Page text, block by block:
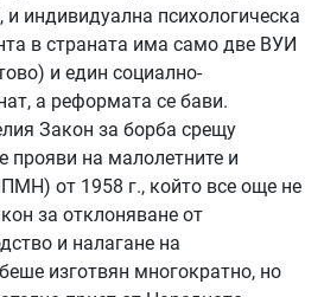
индивидуална психологическа
в страната има само две ВУИ
и един социално-
а реформата се бави.
Закон за борба срещу
прояви на малолетните и
от 1958 г., който все още не
за отклоняване от
и налагане на
изготвян многократно, но